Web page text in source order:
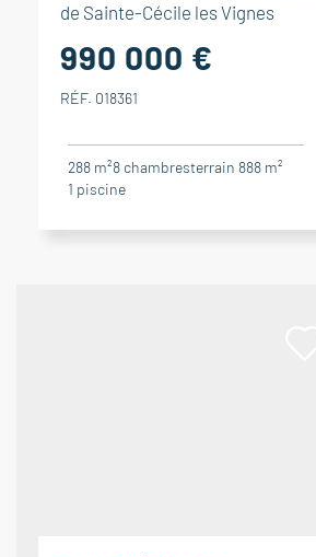
de Sainte-Cécile les Vignes
990 000 €
RÉF. 018361
288 m²8 chambresterrain 888 m²
1 piscine